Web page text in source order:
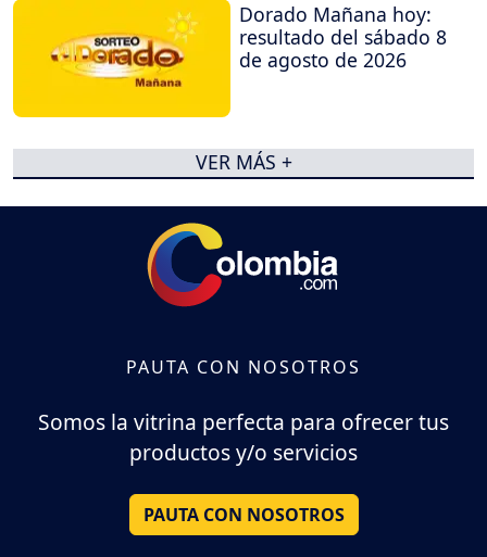
Dorado Mañana hoy:
resultado del sábado 8
de agosto de 2026
VER MÁS +
PAUTA CON NOSOTROS
Somos la vitrina perfecta para ofrecer tus
productos y/o servicios
PAUTA CON NOSOTROS